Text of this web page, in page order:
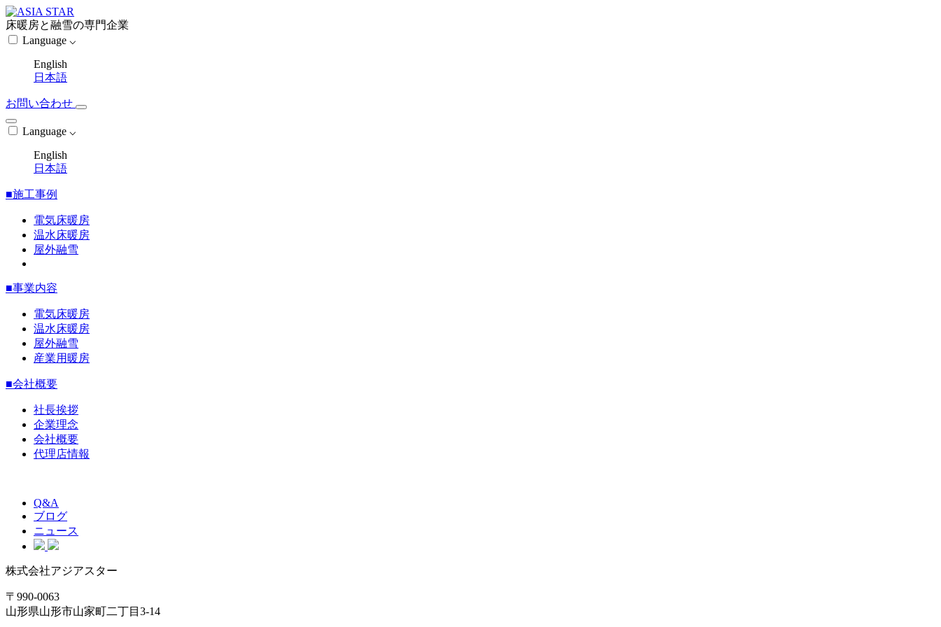
床暖房と融雪の専門企業
Language ⌵
English
日本語
お問い合わせ
Language ⌵
English
日本語
■施工事例
電気床暖房
温水床暖房
屋外融雪
■事業内容
電気床暖房
温水床暖房
屋外融雪
産業用暖房
■会社概要
社長挨拶
企業理念
会社概要
代理店情報
Q&A
ブログ
ニュース
株式会社アジアスター
〒990-0063
山形県山形市山家町二丁目3-14